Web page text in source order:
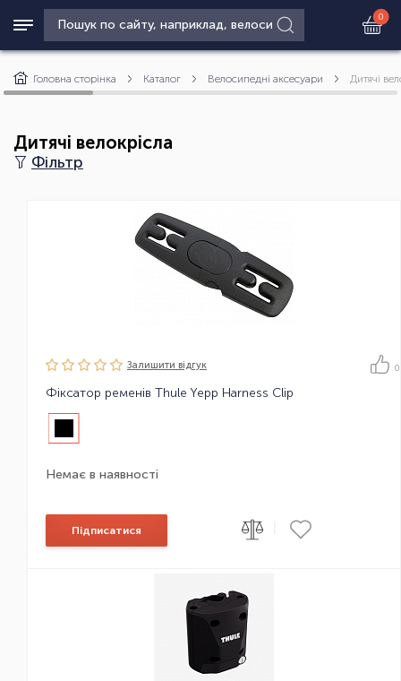
0
Головна сторінка Каталог Велосипедні аксесуари Дитячі
Дитячі велокрісла
Фільтр
Залишити вiдгук 0
Фіксатор ременів Thule Yepp Harness Clip
Немає в наявності
Підписатися